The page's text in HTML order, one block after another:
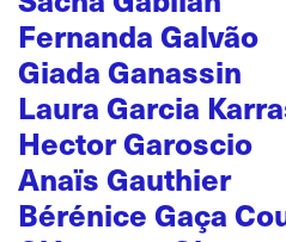
Fernanda Galvão
Giada Ganassin
Laura Garcia
Hector Garoscio
Anaïs Gauthier
Bérénice Gaça